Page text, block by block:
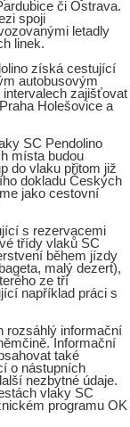
či Ostrava.
spoji
letadly
linek.
získá cestující
autobusovým
zajišťovat
Holešovice a
SC Pendolino
místa budou
do vlaku přitom již
dokladu Českých
jako cestovní
s rezervacemi
třídy vlaků SC
během jízdy
malý dezert),
ze tří
například práci s
rozsáhlý informační
Informační
také
o nástupních
nezbytné údaje.
vlaky SC
programu OK